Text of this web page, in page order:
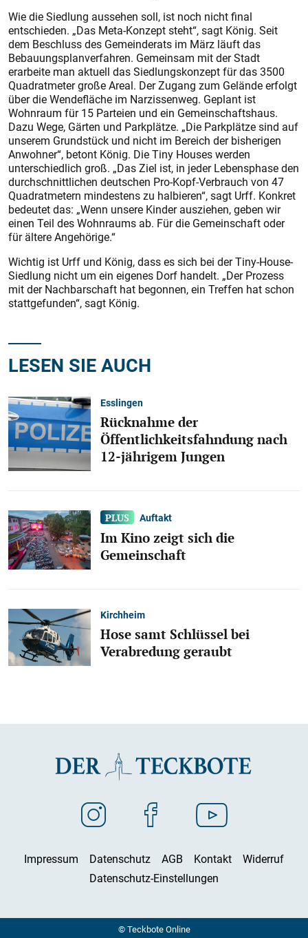
Wie die Siedlung aussehen soll, ist noch nicht final
entschieden. „Das Meta-Konzept steht“, sagt König. Seit
dem Beschluss des Gemeinderats im März läuftdas
Bebauungsplanverfahren. Gemeinsam mit der Stadt
erarbeite man aktuell das Siedlungskonzept für das 3500
Quadratmeter große Areal. Der Zugang zum Gelände erfolgt
über die Wendefläche im Narzissenweg. Geplant ist
Wohnraum für 15 Parteien und ein Gemeinschaftshaus.
Dazu Wege, Gärten und Parkplätze. „Die Parkplätze sind auf
unserem Grundstück und nicht im Bereich der bisherigen
Anwohner“, betont König. Die Tiny Houses werden
unterschiedlich groß. „Das Ziel ist, in jeder Lebensphase den
durchschnittlichen deutschen Pro-Kopf-Verbrauch von 47
Quadratmetern mindestens zu halbieren“, sagt Urff. Konkret
bedeutet das: „Wenn unsere Kinder ausziehen, geben wir
einen Teil des Wohnraums ab. Für die Gemeinschaft oder
für ältere Angehörige.“
Wichtig ist Urff und König, dass es sich bei der Tiny-House-
Siedlung nicht um ein eigenes Dorf handelt. „Der Prozess
mit der Nachbarschaft hat begonnen, ein Treffen hat schon
stattgefunden“, sagt König.
LESEN SIE AUCH
Esslingen
Rücknahme der
Öffentlichkeitsfahndung nach
12-jährigem Jungen
Auftakt
Im Kino zeigt sich die
Gemeinschaft
Kirchheim
Hose samt Schlüssel bei
Verabredung geraubt
Impressum Datenschutz AGB Kontakt
Widerruf
Datenschutz-Einstellungen
© Teckbote Online